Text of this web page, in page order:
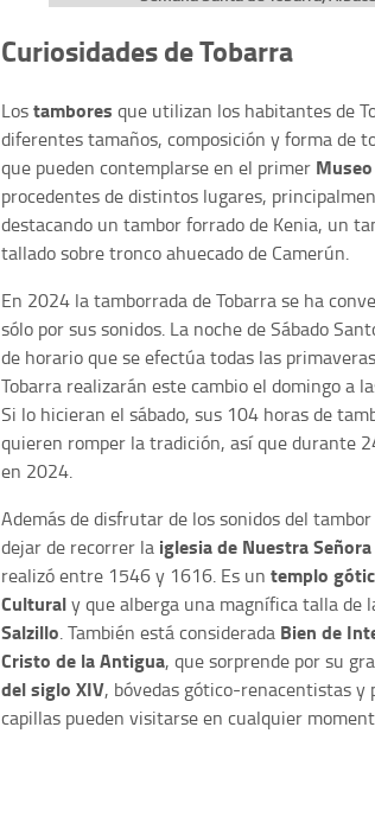
Curiosidades de Tobarra
Lostambores que utilizan los habitantes de
diferentes tamaños, composición y forma de
que pueden contemplarse en el primer
procedentes de distintos lugares,
destacando un tambor forrado de Kenia, un
tallado sobre tronco ahuecado de Camerún.
En 2024 la tamborrada de Tobarra se ha
sólo por sus sonidos. La noche de Sábado
de horario que se efectúa todas las
Tobarra realizarán este cambio el domingo a
Si lo hicieran el sábado, sus 104 horas de
quieren romper la tradición, así que durante
en 2024.
Además de disfrutar de los sonidos del
dejar de recorrer la iglesia de Nuestra
realizó entre 1546 y 1616. Es un templo
Culturaly que alberga una magnífica talla de
Salzillo. También está considerada Bien de
Cristo de la Antigua, que sorprende por su
del siglo XIV, bóvedas gótico-renacentistas
capillas pueden visitarse en cualquier